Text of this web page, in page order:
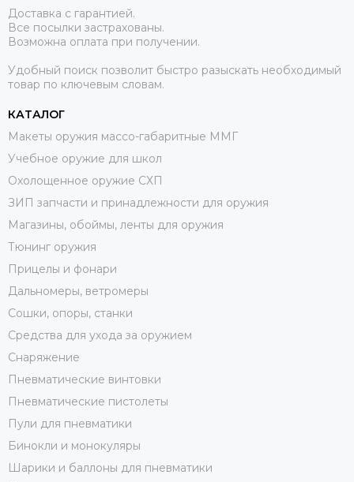
Доставка с гарантией.
Все посылки застрахованы.
Возможна оплата при получении.
Удобный поиск позволит быстро разыскать необходимый
товар по ключевым словам.
КАТАЛОГ
Макеты оружия массо-габаритные ММГ
Учебное оружие для школ
Охолощенное оружие СХП
ЗИП запчасти и принадлежности для оружия
Магазины, обоймы, ленты для оружия
Тюнинг оружия
Прицелы и фонари
Дальномеры, ветромеры
Сошки, опоры, станки
Средства для ухода за оружием
Снаряжение
Пневматические винтовки
Пневматические пистолеты
Пули для пневматики
Бинокли и монокуляры
Шарики и баллоны для пневматики